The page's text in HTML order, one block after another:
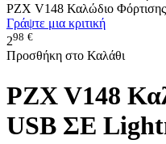
PZX V148 Καλώδιο
Γράψτε μια κριτική
298 €
Προσθήκη στο Καλάθι
PZX V148
USB ΣΕ